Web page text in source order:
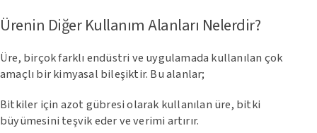
Ürenin Diğer Kullanım Alanları Nelerdir?
Üre, birçok farklı endüstri ve uygulamada kullanılan çok
amaçlı bir kimyasal bileşiktir. Bu alanlar;
Bitkiler için azot gübresi olarak kullanılan üre, bitki
büyümesini teşvik eder ve verimi artırır.